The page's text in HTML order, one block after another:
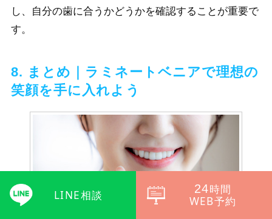
し、自分の歯に合うかどうかを確認することが重要で
す。
8. まとめ｜ラミネートベニアで理想の
笑顔を手に入れよう
LINE相談 24時間
WEB予約